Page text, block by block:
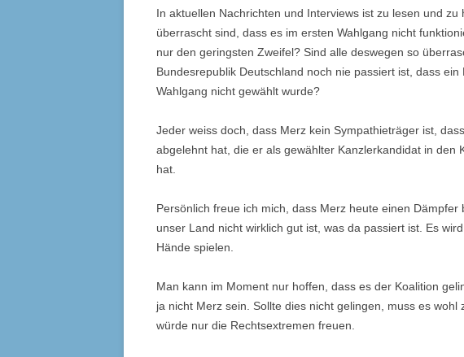
In aktuellen Nachrichten und Interviews ist zu lesen und
überrascht sind, dass es im ersten Wahlgang nicht
nur den geringsten Zweifel? Sind alle deswegen so
Bundesrepublik Deutschland noch nie passiert ist, dass
Wahlgang nicht gewählt wurde?
Jeder weiss doch, dass Merz kein Sympathieträger ist,
abgelehnt hat, die er als gewählter Kanzlerkandidat in den
hat.
Persönlich freue ich mich, dass Merz heute einen
unser Land nicht wirklich gut ist, was da passiert ist. Es
Hände spielen.
Man kann im Moment nur hoffen, dass es der Koalition
ja nicht Merz sein. Sollte dies nicht gelingen, muss es
würde nur die Rechtsextremen freuen.